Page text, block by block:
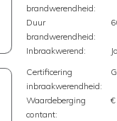
brandwerendheid:
Duur
brandwerendheid:
Inbraakwerend:
Ja
Certificering
inbraakwerendheid:
Waardeberging
contant:
€